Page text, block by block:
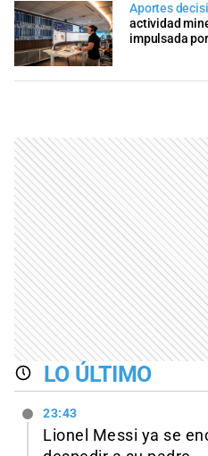
Aportes
actividad
impulsada
LO ÚLTIMO
23:43
Lionel Messi ya se